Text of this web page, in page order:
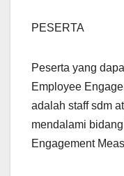
PESERTA
Peserta yang
Employee
adalah staff sdm
mendalami
Engagement